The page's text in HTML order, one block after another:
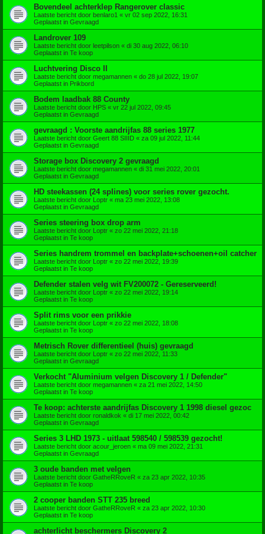
Bovendeel achterklep Rangerover classic
Laatste bericht door benlaro1 « vr 02 sep 2022, 16:31
Geplaatst in Gevraagd
Landrover 109
Laatste bericht door leetpilson « di 30 aug 2022, 06:10
Geplaatst in Te koop
Luchtvering Disco II
Laatste bericht door megamannen « do 28 jul 2022, 19:07
Geplaatst in Prikbord
Bodem laadbak 88 County
Laatste bericht door HPS « vr 22 jul 2022, 09:45
Geplaatst in Gevraagd
gevraagd : Voorste aandrijfas 88 series 1977
Laatste bericht door Geert 88 SIIID « za 09 jul 2022, 11:44
Geplaatst in Gevraagd
Storage box Discovery 2 gevraagd
Laatste bericht door megamannen « di 31 mei 2022, 20:01
Geplaatst in Gevraagd
HD steekassen (24 splines) voor series rover gezocht.
Laatste bericht door Loptr « ma 23 mei 2022, 13:08
Geplaatst in Gevraagd
Series steering box drop arm
Laatste bericht door Loptr « zo 22 mei 2022, 21:18
Geplaatst in Te koop
Series handrem trommel en backplate+schoenen+oil catcher
Laatste bericht door Loptr « zo 22 mei 2022, 19:39
Geplaatst in Te koop
Defender stalen velg wit FV200072 - Gereserveerd!
Laatste bericht door Loptr « zo 22 mei 2022, 19:14
Geplaatst in Te koop
Split rims voor een prikkie
Laatste bericht door Loptr « zo 22 mei 2022, 18:08
Geplaatst in Te koop
Metrisch Rover differentieel (huis) gevraagd
Laatste bericht door Loptr « zo 22 mei 2022, 11:33
Geplaatst in Gevraagd
Verkocht "Aluminium velgen Discovery 1 / Defender"
Laatste bericht door megamannen « za 21 mei 2022, 14:50
Geplaatst in Te koop
Te koop: achterste aandrijfas Discovery 1 1998 diesel gezoc
Laatste bericht door ronaldkok « di 17 mei 2022, 00:42
Geplaatst in Gevraagd
Series 3 LHD 1973 - uitlaat 598540 / 598539 gezocht!
Laatste bericht door acour_jeroen « ma 09 mei 2022, 21:31
Geplaatst in Gevraagd
3 oude banden met velgen
Laatste bericht door GatheRRoveR « za 23 apr 2022, 10:35
Geplaatst in Te koop
2 cooper banden STT 235 breed
Laatste bericht door GatheRRoveR « za 23 apr 2022, 10:30
Geplaatst in Te koop
achterlicht beschermers Discovery 2